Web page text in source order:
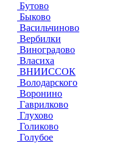
Бутово
Быково
Васильчиново
Вербилки
Виноградово
Власиха
ВНИИССОК
Володарского
Воронино
Гаврилково
Глухово
Голиково
Голубое